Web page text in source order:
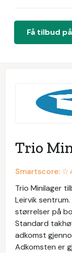
Få tilbud
Trio
Smartscore: ☆
Trio Minilager
Leirvik
størrelser på
Standard
adkomst
Adkomsten er